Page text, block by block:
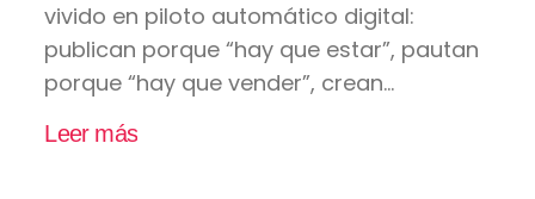
vivido en piloto automático digital:
publican porque “hay que estar”, pautan
porque “hay que vender”, crean...
Leer más